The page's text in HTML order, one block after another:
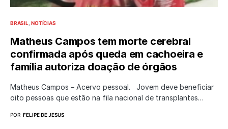
BRASIL NOTÍCIAS
Matheus Campos tem morte cerebral
confirmada após queda em cachoeira e
família autoriza doação de órgãos
Matheus Campos – Acervo pessoal. Jovem deve beneficiar
oito pessoas que estão na fila nacional de transplantes…
POR FELIPE DE JESUS